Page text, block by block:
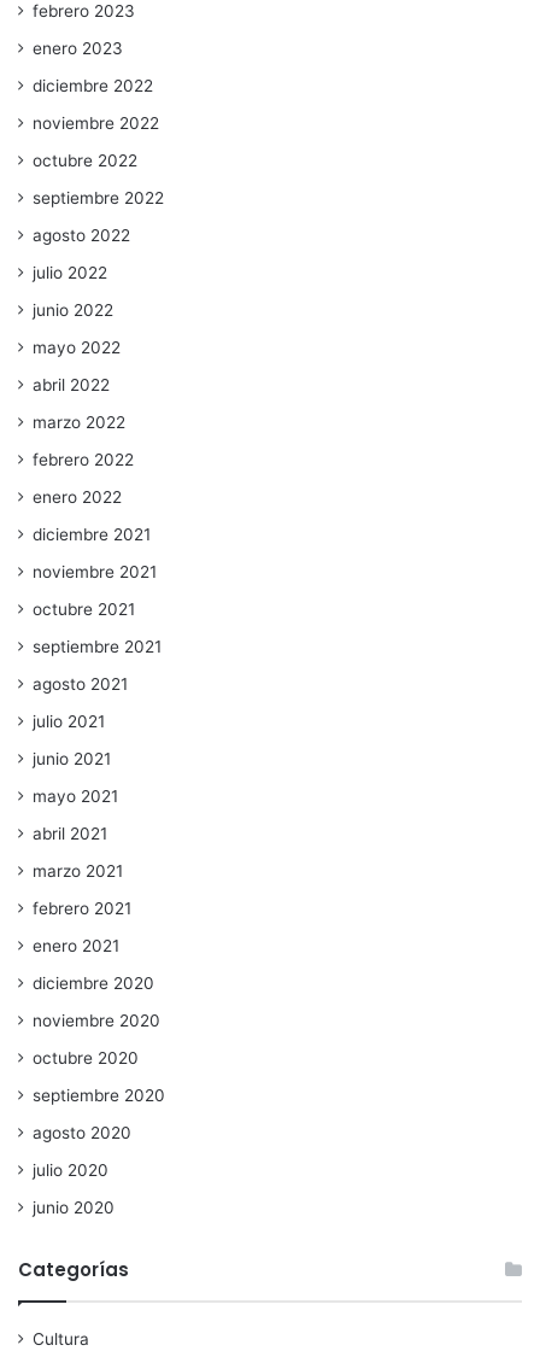
febrero 2023
enero 2023
diciembre 2022
noviembre 2022
octubre 2022
septiembre 2022
agosto 2022
julio 2022
junio 2022
mayo 2022
abril 2022
marzo 2022
febrero 2022
enero 2022
diciembre 2021
noviembre 2021
octubre 2021
septiembre 2021
agosto 2021
julio 2021
junio 2021
mayo 2021
abril 2021
marzo 2021
febrero 2021
enero 2021
diciembre 2020
noviembre 2020
octubre 2020
septiembre 2020
agosto 2020
julio 2020
junio 2020
Categorías
Cultura